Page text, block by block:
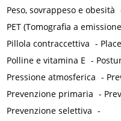
Peso, sovrappeso e obesità
PET (Tomografia a
Pillola contraccettiva -
Polline e vitamina E -
Pressione atmosferica -
Prevenzione primaria -
Prevenzione selettiva -